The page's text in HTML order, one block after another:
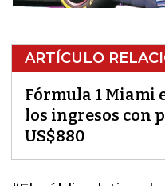
ARTÍCULO
Fórmula 1 Miami
los ingresos con
US$880